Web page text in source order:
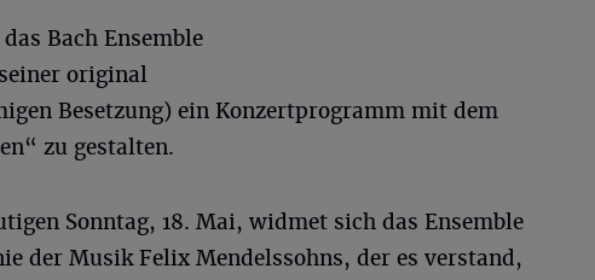
Bach Ensemble
original
Besetzung) ein Konzertprogramm mit dem
zu gestalten.
Sonntag, 18. Mai, widmet sich das Ensemble
der Musik Felix Mendelssohns, der es verstand,